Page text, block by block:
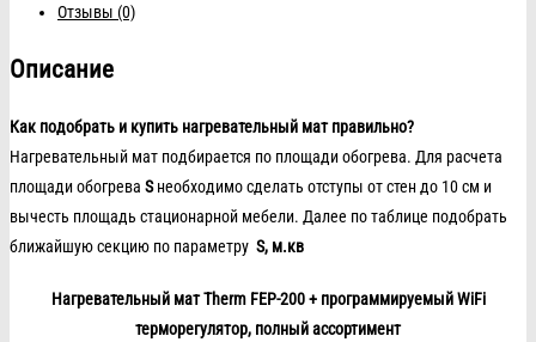
Отзывы (0)
Описание
Как подобрать и купить нагревательный мат правильно?
Нагревательный мат подбирается по площади обогрева. Для расчета
площади обогрева Sнеобходимо сделать отступы от стен до 10 см и
вычесть площадь стационарной мебели. Далее по таблице подобрать
ближайшую секцию по параметру S, м.кв
Нагревательный мат Therm FEP-200 + программируемый WiFi
терморегулятор, полный ассортимент